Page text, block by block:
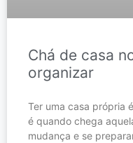
Chá de casa
organizar
Ter uma casa própria
é quando chega
mudança e se